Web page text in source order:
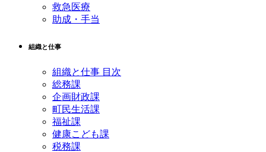
救急医療
助成・手当
組織と仕事
組織と仕事 目次
総務課
企画財政課
町民生活課
福祉課
健康こども課
税務課